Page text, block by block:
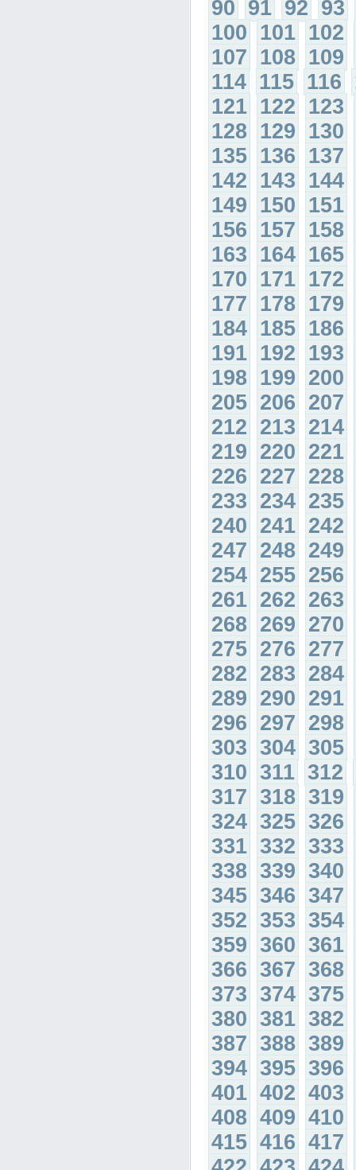
90 91 92 93
100 101 102
107 108 109
114 115 116
121 122 123
128 129 130
135 136 137
142 143 144
149 150 151
156 157 158
163 164 165
170 171 172
177 178 179
184 185 186
191 192 193
198 199 200
205 206 207
212 213 214
219 220 221
226 227 228
233 234 235
240 241 242
247 248 249
254 255 256
261 262 263
268 269 270
275 276 277
282 283 284
289 290 291
296 297 298
303 304 305
310 311 312
317 318 319
324 325 326
331 332 333
338 339 340
345 346 347
352 353 354
359 360 361
366 367 368
373 374 375
380 381 382
387 388 389
394 395 396
401 402 403
408 409 410
415 416 417